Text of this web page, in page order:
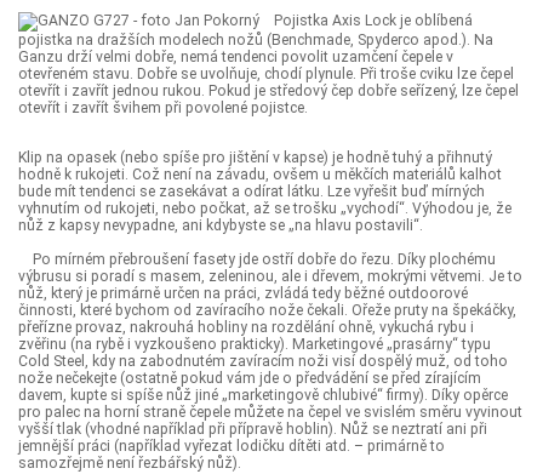
Pojistka Axis Lock je oblíbená
pojistka na dražších modelech nožů (Benchmade, Spyderco apod.). Na
Ganzu drží velmi dobře, nemá tendenci povolit uzamčení čepele v
otevřeném stavu. Dobře se uvolňuje, chodí plynule. Při troše cviku lze čepel
otevřít i zavřít jednou rukou. Pokud je středový čep dobře seřízený, lze čepel
otevřít i zavřít švihem při povolené pojistce.
Klip na opasek (nebo spíše pro jištění v kapse) je hodně tuhý a přihnutý
hodně k rukojeti. Což není na závadu, ovšem u měkčích materiálů kalhot
bude mít tendenci se zasekávat a odírat látku. Lze vyřešit buď mírných
vyhnutím od rukojeti, nebo počkat, až se trošku „vychodí“. Výhodou je, že
nůž z kapsy nevypadne, ani kdybyste se „na hlavu postavili“.
Po mírném přebroušení fasety jde ostří dobře do řezu. Díky plochému
výbrusu si poradí s masem, zeleninou, ale i dřevem, mokrými větvemi. Je to
nůž, který je primárně určen na práci, zvládá tedy běžné outdoorové
činnosti, které bychom od zavíracího nože čekali. Ořeže pruty na špekáčky,
přeřízne provaz, nakrouhá hobliny na rozdělání ohně, vykuchá rybu i
zvěřinu (na rybě i vyzkoušeno prakticky). Marketingové „prasárny“ typu
Cold Steel, kdy na zabodnutém zavíracím noži visí dospělý muž, od toho
nože nečekejte (ostatně pokud vám jde o předvádění se před zírajícím
davem, kupte si spíše nůž jiné „marketingově chlubivé“ firmy). Díky opěrce
pro palec na horní straně čepele můžete na čepel ve svislém směru vyvinout
vyšší tlak (vhodné například při přípravě hoblin). Nůž se neztratí ani při
jemnější práci (například vyřezat lodičku dítěti atd. – primárně to
samozřejmě není řezbářský nůž).